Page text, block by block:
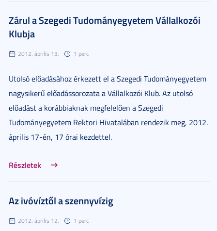
Zárul a Szegedi Tudományegyetem Vállalkozói
Klubja
2012. április 13. 1 perc
Utolsó előadásához érkezett el a Szegedi Tudományegyetem
nagysikerű előadássorozata a Vállalkozói Klub. Az utolsó
előadást a korábbiaknak megfelelően a Szegedi
Tudományegyetem Rektori Hivatalában rendezik meg, 2012.
április 17-én, 17 órai kezdettel.
Részletek
Az ivóvíztől a szennyvízig
2012. április 12. 1 perc